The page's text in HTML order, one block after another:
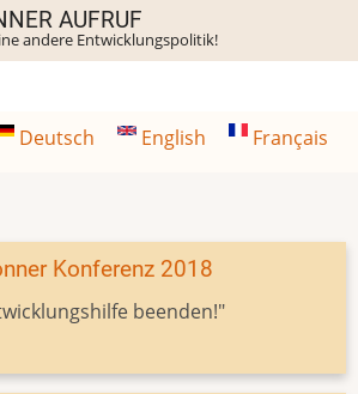
AUFRUF
andere Entwicklungspolitik!
Deutsch English Français
Konferenz 2018
beenden!"